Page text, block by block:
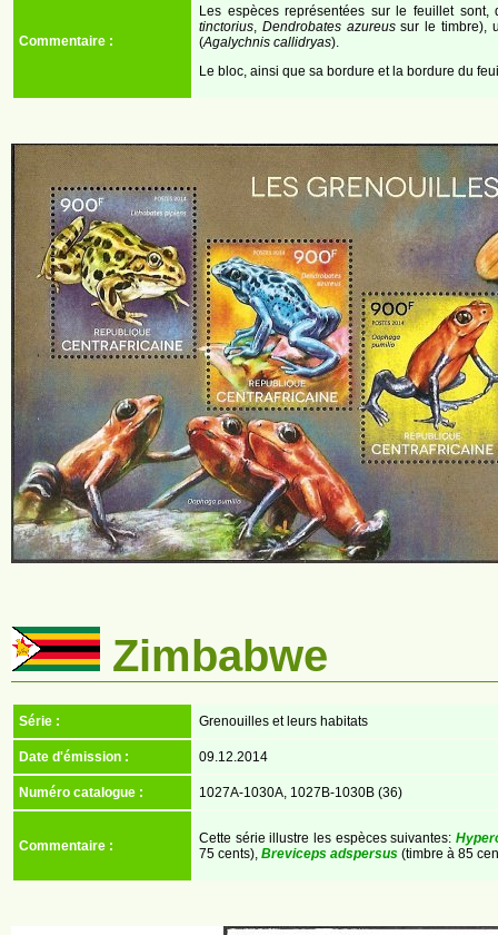
Commentaire :
Les espèces représentées sur le feuillet
tinctorius Dendrobates azureussur le timbre),
(Agalychnis callidryas).
Le bloc, ainsi que sa bordure et la bordure du
Zimbabwe
Série : Grenouilles et leurs habitats
Date d'émission : 09.12.2014
Numéro catalogue : 1027A-1030A, 1027B-1030B (36)
Commentaire : Cette série illustre les espèces suivantes:
75 cents), Breviceps adspersus (timbre à 85